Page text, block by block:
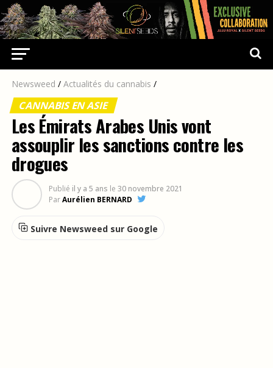
Newsweed / Actualités du cannabis /
CANNABIS EN ASIE
Les Émirats Arabes Unis vont
assouplir les sanctions contre les
drogues
Publié il y a 5 ans le 30 novembre 2021
ParAurélien BERNARD
Suivre Newsweed sur Google